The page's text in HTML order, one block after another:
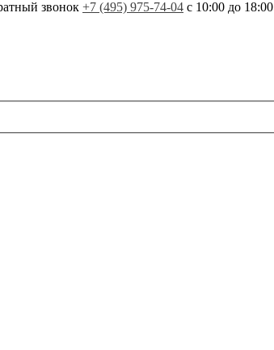
звонок +7 (495) 975-74-04 с 10:00 до 18:00